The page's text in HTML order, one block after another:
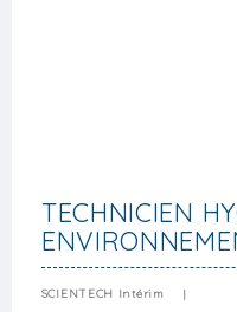
TECHNICIEN
SCIENTECH Intérim |